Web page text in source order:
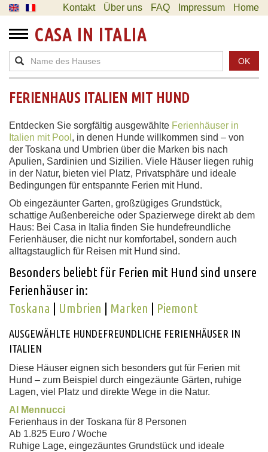
Kontakt Über uns FAQ Impressum Home
CASA IN ITALIA
OK
FERIENHAUS ITALIEN MIT HUND
Entdecken Sie sorgfältig ausgewählte Ferienhäuser in
Italien mit Pool , in denen Hunde willkommen sind – von
der Toskana und Umbrien über die Marken bis nach
Apulien, Sardinien und Sizilien. Viele Häuser liegen ruhig
in der Natur, bieten viel Platz, Privatsphäre und ideale
Bedingungen für entspannte Ferien mit Hund.
Ob eingezäunter Garten, großzügiges Grundstück,
schattige Außenbereiche oder Spazierwege direkt ab dem
Haus: Bei Casa in Italia finden Sie hundefreundliche
Ferienhäuser, die nicht nur komfortabel, sondern auch
alltagstauglich für Reisen mit Hund sind.
Besonders beliebt für Ferien mit Hund sind unsere
Ferienhäuser in:
Toskana | Umbrien | Marken | Piemont
AUSGEWÄHLTE HUNDEFREUNDLICHE FERIENHÄUSER IN
ITALIEN
Diese Häuser eignen sich besonders gut für Ferien mit
Hund – zum Beispiel durch eingezäunte Gärten, ruhige
Lagen, viel Platz und direkte Wege in die Natur.
Al Mennucci
Ferienhaus in der Toskana für 8 Personen
Ab 1.825 Euro / Woche
Ruhige Lage, eingezäuntes Grundstück und ideale